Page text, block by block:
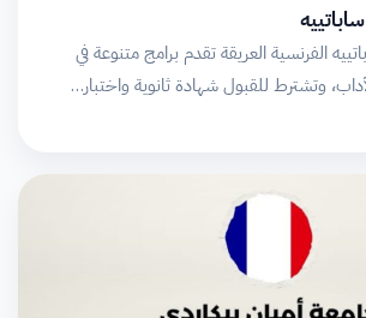
الفرنسية العريقة تقدم برامج متنوعة في
وتشترط للقبول شهادة ثانوية واختبار…